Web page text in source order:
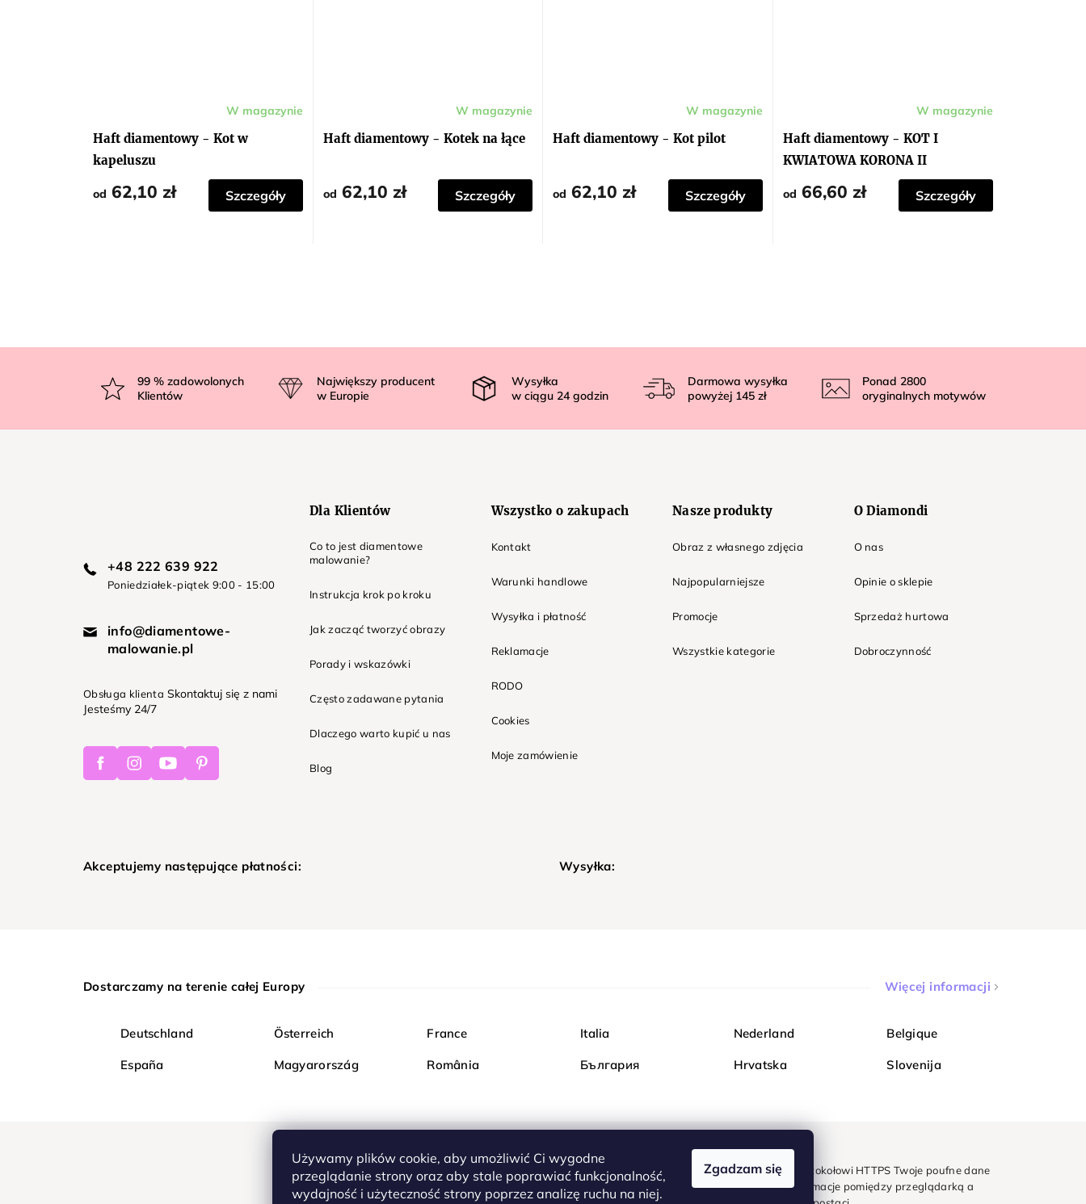
Używamy plików cookie, aby umożliwić Ci wygodne
przeglądanie strony oraz aby stale poprawiać funkcjonalność,
wydajność i użyteczność strony poprzez analizę ruchu na niej.
Zgadzam się
Haft diamentowy - Kot w
kapeluszu
W magazynie
od 62,10 zł Szczegóły
Haft diamentowy - Kotek na łące
W magazynie
od 62,10 zł Szczegóły
Haft diamentowy - Kot pilot
W magazynie
od 62,10 zł Szczegóły
Haft diamentowy - KOT I
KWIATOWA KORONA II
W magazynie
od 66,60 zł Szczegóły
p
99% zadowolonych
Klientów
Największy producent
w Europie
Wysyłka
w ciągu 24 godzin
Darmowa wysyłka
powyżej 145 zł
Ponad 2800
oryginalnych motywów
+48 222 639 922
Poniedziałek-piątek 9:00 - 15:00
info@diamentowe-
malowanie.pl
Obsługa klienta Skontaktuj się z nami
Jesteśmy 24/7
FacebookInstagramYoutubePinterest
Dla Klientów
Co to jest diamentowe
malowanie?
Instrukcja krok po kroku
Jak zacząć tworzyć obrazy
Porady i wskazówki
Często zadawane pytania
Dlaczego warto kupić u nas
Blog
Wszystko o zakupach
Kontakt
Warunki handlowe
Wysyłka i płatność
Reklamacje
RODO
Cookies
Moje zamówienie
Nasze produkty
Obraz z własnego zdjęcia
Najpopularniejsze
Promocje
Wszystkie kategorie
O Diamondi
O nas
Opinie o sklepie
Sprzedaż hurtowa
Dobroczynność
Akceptujemy następujące płatności: Wysyłka:
Dostarczamy na terenie całej Europy Więcej informacji
Deutschland Österreich France Italia Nederland Belgique
España Magyarország România България Hrvatska Slovenija
Kupuj bezpiecznie w Diamondi. Dzięki protokołowi HTTPS Twoje poufne dane
są całkowicie bezpieczne - wszystkie informacje pomiędzy przeglądarką a